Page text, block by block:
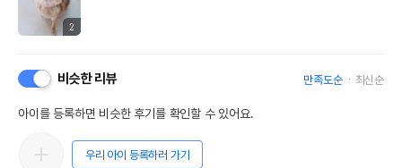
2
비슷한 리뷰 만족도순 최신순
아이를 등록하면 비슷한 후기를 확인할 수 있어요.
우리 아이 등록하러 가기